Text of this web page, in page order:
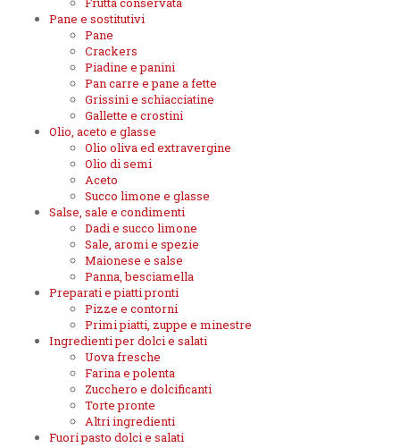
Pane e sostitutivi
Pane
Crackers
Piadine e panini
Pan carre e pane a fette
Grissini e schiacciatine
Gallette e crostini
Olio, aceto e glasse
Olio oliva ed extravergine
Olio di semi
Aceto
Succo limone e glasse
Salse, sale e condimenti
Dadi e succo limone
Sale, aromi e spezie
Maionese e salse
Panna, besciamella
Preparati e piatti pronti
Pizze e contorni
Primi piatti, zuppe e minestre
Ingredienti per dolci e salati
Uova fresche
Farina e polenta
Zucchero e dolcificanti
Torte pronte
Altri ingredienti
Fuori pasto dolci e salati